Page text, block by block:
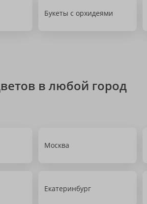
Букеты с орхидеями
в любой город
Москва
Екатеринбург